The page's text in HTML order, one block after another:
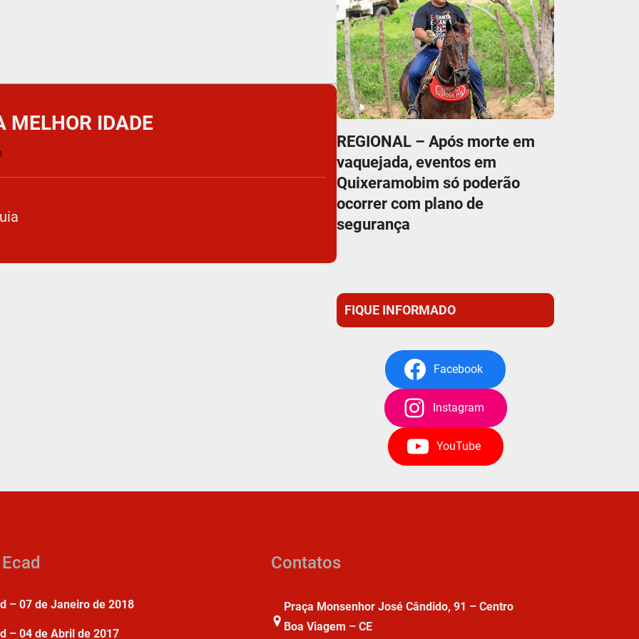
MELHOR IDADE
REGIONAL – Após morte em
vaquejada, eventos em
Quixeramobim só poderão
ocorrer com plano de
segurança
FIQUE INFORMADO
Facebook
Instagram
YouTube
– 07 de Janeiro de 2018
– 04 de Abril de 2017
Contatos
Praça Monsenhor José Cândido, 91 – Centro
Boa Viagem – CE